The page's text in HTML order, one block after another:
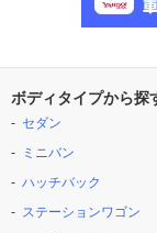
ボディタイプから探
セダン
ミニバン
ハッチバック
ステーションワゴン